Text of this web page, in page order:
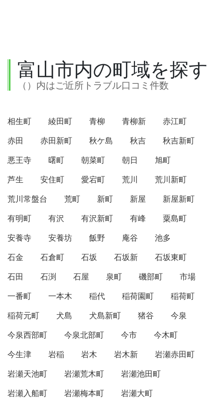
富山市内の町域を探す
（）内はご近所トラブル口コミ件数
相生町 綾田町 青柳 青柳新
赤江町
赤田
赤田新町 秋ケ島 秋吉
秋吉新町
悪王寺
曙町 朝菜町 朝日
旭町
芦生
安住町 愛宕町 荒川
荒川新町
荒川常盤台
荒町 新町 新屋
新屋新町
有明町
有沢 有沢新町 有峰
粟島町
安養寺
安養坊 飯野 庵谷
池多
石金
石倉町 石坂 石坂新
石坂東町
石田
石渕 石屋 泉町 磯部町
市場
一番町
一本木 稲代 稲荷園町
稲荷町
稲荷元町
犬島 犬島新町 猪谷
今泉
今泉西部町
今泉北部町 今市
今木町
今生津
岩稲 岩木 岩木新
岩瀬赤田町
岩瀬天池町
岩瀬荒木町
岩瀬池田町
岩瀬入船町
岩瀬梅本町
岩瀬大町